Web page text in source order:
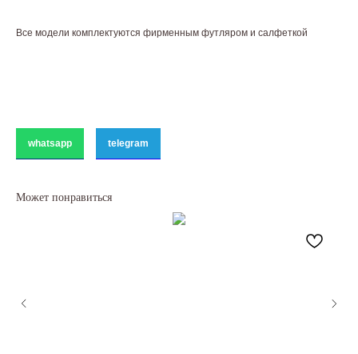
Все модели комплектуются фирменным футляром и салфеткой
whatsapp telegram
Может понравиться